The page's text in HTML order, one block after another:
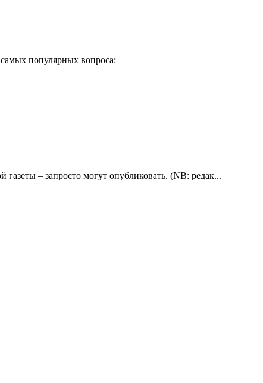
популярных вопроса:
– запросто могут опубликовать. (NB: редак...